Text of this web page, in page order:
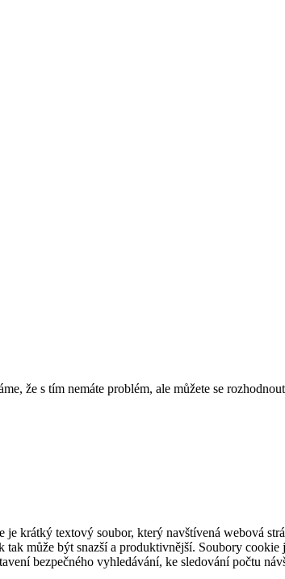
že s tím nemáte problém, ale můžete se
krátký textový soubor, který navštívená webová
tak může být snazší a produktivnější. Soubory
bezpečného vyhledávání, ke sledování počtu